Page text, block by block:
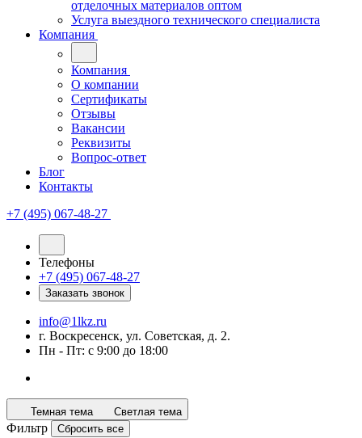
отделочных материалов оптом
Услуга выездного технического специалиста
Компания
Компания
О компании
Сертификаты
Отзывы
Вакансии
Реквизиты
Вопрос-ответ
Блог
Контакты
+7 (495) 067-48-27
Телефоны
+7 (495) 067-48-27
Заказать звонок
info@1lkz.ru
г. Воскресенск, ул. Советская, д. 2.
Пн - Пт: с 9:00 до 18:00
Темная тема Светлая тема
Фильтр Сбросить все